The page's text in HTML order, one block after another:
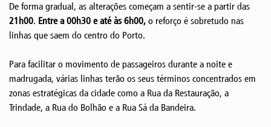
De forma gradual, as alterações começam a sentir-se a partir das
21h00. Entre a 00h30 e até às 6h00, o reforço é sobretudo nas
linhas que saem do centro do Porto.
Para facilitar o movimento de passageiros durante a noite e
madrugada, várias linhas terão os seus términos concentrados em
zonas estratégicas da cidade como a Rua da Restauração, a
Trindade, a Rua do Bolhão e a Rua Sá da Bandeira.